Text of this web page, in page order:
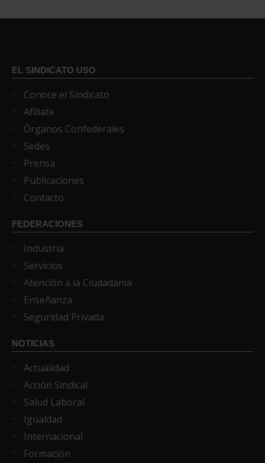
EL SINDICATO USO
Conoce el Sindicato
Afíliate
Órganos Confederales
Sedes
Prensa
Publicaciones
Contacto
FEDERACIONES
Industria
Servicios
Atención a la Ciudadanía
Enseñanza
Seguridad Privada
NOTICIAS
Actualidad
Acción Sindical
Salud Laboral
Igualdad
Internacional
Formación